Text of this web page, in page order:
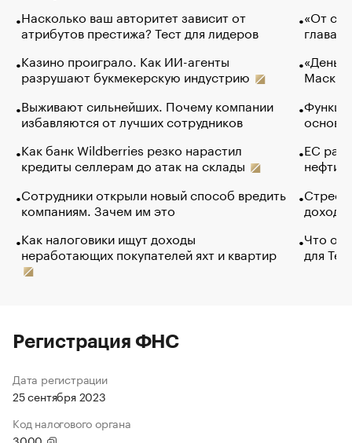
Насколько ваш авторитет зависит от
атрибутов престижа? Тест для лидеров
Казино проиграло. Как ИИ-агенты
разрушают букмекерскую индустрию
Выживают сильнейших. Почему компании
избавляются от лучших сотрудников
Как банк Wildberries резко нарастил
кредиты селлерам до атак на склады
Сотрудники открыли новый способ вредить
компаниям. Зачем им это
Как налоговики ищут доходы
неработающих покупателей яхт и квартир
«От
глава
Маск в
основ
ЕС
нефти
Что
для
Регистрация ФНС
Дата регистрации
25 сентября 2023
Код налогового органа